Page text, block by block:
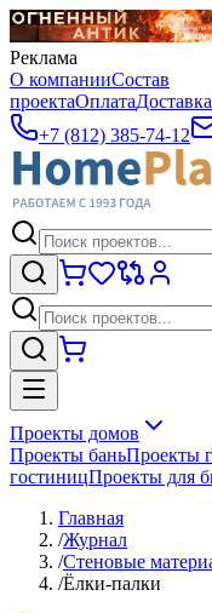
Реклама
О компанииСостав
проектаОплатаДоставка
+7 (812) 385-74-12
Проекты домов
Проекты баньПроекты
гостиницПроекты для
Главная
/Журнал
/Стеновые
/Ёлки-палки